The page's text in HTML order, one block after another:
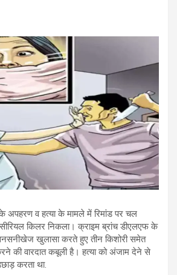
अपहरण व हत्या के मामले में रिमांड पर चल
सीरियल किलर निकला। क्राइम ब्रांच डीएलएफ के
खुलासा करते हुए तीन किशोरी समेत
की वारदात कबूली है। हत्या को अंजाम देने से
करता था.